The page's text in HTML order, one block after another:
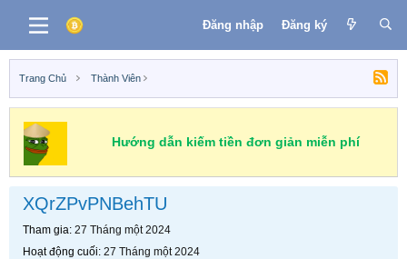
Đăng nhập Đăng ký
Trang Chủ Thành Viên
Hướng dẫn kiếm tiền đơn giản miễn phí
XQrZPvPNBehTU
Tham gia 27 Tháng một 2024
Hoạt động cuối 27 Tháng một 2024